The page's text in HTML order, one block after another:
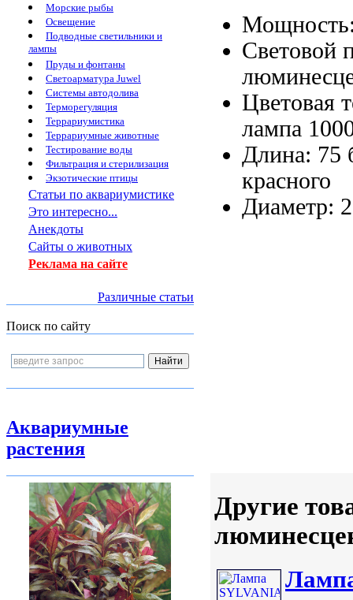
Морские рыбы
Освещение
Подводные светильники и
лампы
Пруды и фонтаны
Светоарматура Juwel
Системы автодолива
Терморегуляция
Террариумистика
Террариумные животные
Тестирование воды
Фильтрация и стерилизация
Экзотические птицы
Статьи по аквариумистике
Это интересно...
Анекдоты
Сайты о животных
Реклама на сайте
Различные статьи
Поиск по сайту
Аквариумные
растения
Световой
Цветовая
лампа
Длина: 75
красного
Диаметр:
Другие